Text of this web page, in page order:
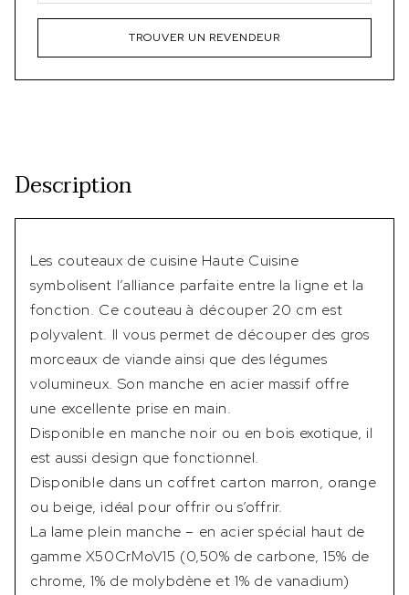
TROUVER UN REVENDEUR
Description
Les couteaux de cuisine Haute Cuisine
symbolisent l’alliance parfaite entre la ligne et la
fonction. Ce couteau à découper 20 cm est
polyvalent. Il vous permet de découper des gros
morceaux de viande ainsi que des légumes
volumineux. Son manche en acier massif offre
une excellente prise en main.
Disponible en manche noir ou en bois exotique, il
est aussi design que fonctionnel.
Disponible dans un coffret carton marron, orange
ou beige, idéal pour offrir ou s’offrir.
La lame plein manche – en acier spécial haut de
gamme X50CrMoV15 (0,50% de carbone, 15% de
chrome, 1% de molybdène et 1% de vanadium)